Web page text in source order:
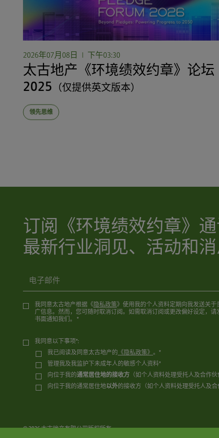
2026年07月08日 | 下午03:30
太古地产《环境绩效约章》论坛
2025 （仅提供英文版本）
领先思维
订阅《环境绩效约章》
最新行业洞见、活动和
电子邮件
我同意太古地产根据《隐私政策》使用我的个人资料定期向我发送关
广信息。然而，您可随时取消订阅。如需取消订阅或更改偏好设定，请
书面通知我们。 *
我同意以下事项*:
我已阅读及同意太古地产的 《隐私政策》 。*
管理我及我监护下未成年人的敏感个人资料*
向位于我的通常居住地的接收方 （如个人资料处理受托人及合作
向位于我的通常居住地以外的接收方（如个人资料处理受托人及
@ 2026太古地产有限公司版权所有